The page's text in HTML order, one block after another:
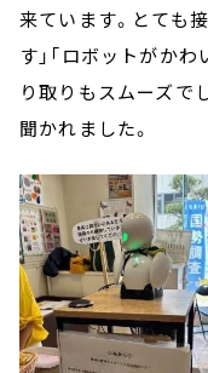
来ています。とても
す」「ロボットがか
り取りもスムーズで
聞かれました。